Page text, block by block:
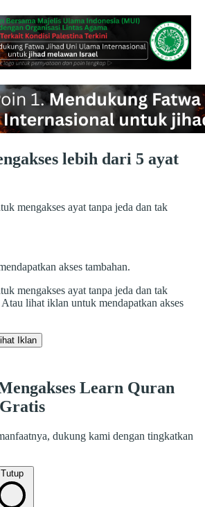
lebih dari 5 ayat
mengakses ayat tanpa jeda dan tak
akses tambahan.
mengakses ayat tanpa jeda dan tak
lihat iklan untuk mendapatkan akses
Iklan
Learn Quran
dukung kami dengan tingkatkan
Tutup